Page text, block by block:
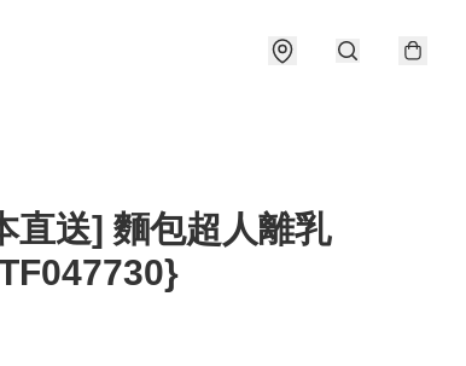
直送] 麵包超人離乳